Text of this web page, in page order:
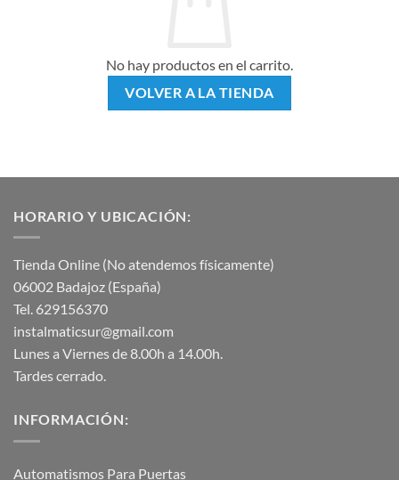
No hay productos en el carrito.
VOLVER A LA TIENDA
HORARIO Y UBICACIÓN:
Tienda Online (No atendemos físicamente)
06002 Badajoz (España)
Tel. 629156370
instalmaticsur@gmail.com
Lunes a Viernes de 8.00h a 14.00h.
Tardes cerrado.
INFORMACIÓN:
Automatismos Para Puertas